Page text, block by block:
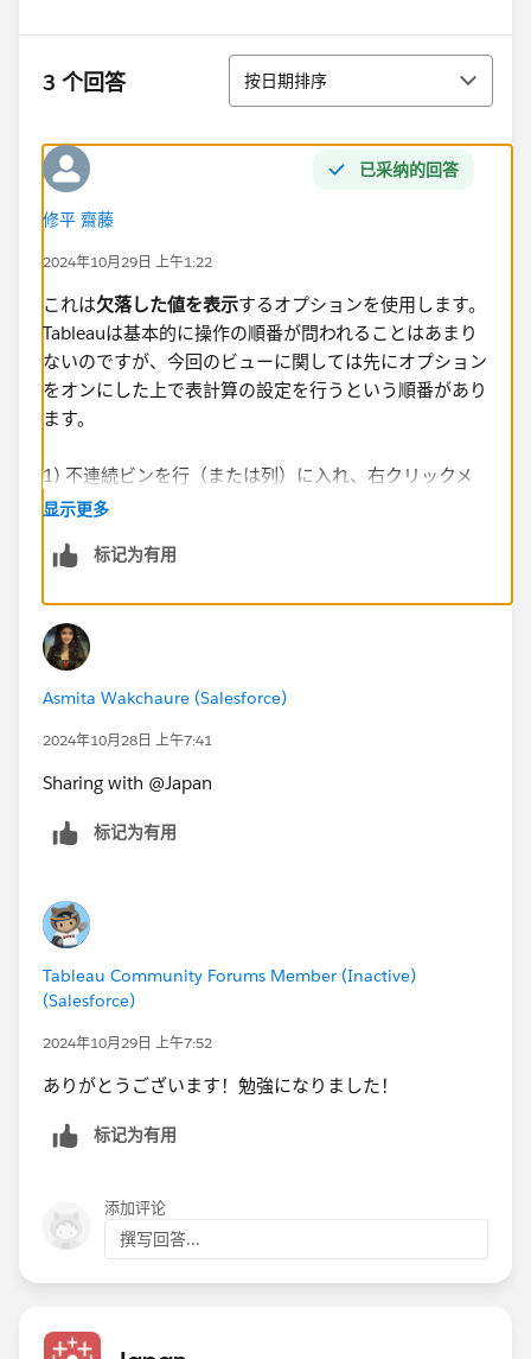
3 个回答 排序
按日期排序
已采纳的回答
修平 齋藤
2024年10月29日 上午1:22
これは欠落した値を表示するオプションを使用します。
Tableauは基本的に操作の順番が問われることはあまり
ないのですが、今回のビューに関しては先にオプション
をオンにした上で表計算の設定を行うという順番があり
ます。
1) 不連続ビンを行（または列）に入れ、右クリックメ
ニューから「欠落した値を表示」をオンにする。
製する。
3) Index, X1, Y1 をそれぞれ配置し、それら全ての表計
算を不連続ビンに沿って計算するように設定する。
4) 行または列に配置した不連続ビンをビューから削除
する。この段階でおおよその形が再現できていると思い
ます。
5) マークのグラフタイプを線にし、マークの詳細にあ
る不連続ビンをパスに複製する。その他、必要に応じて
显示更多
标记为有用
Asmita Wakchaure (Salesforce)
2024年10月28日 上午7:41
Sharing with @Japan​
标记为有用
Tableau Community Forums Member (Inactive)
(Salesforce)
2024年10月29日 上午7:52
ありがとうございます！勉強になりました！
标记为有用
添加评论
撰写回答...